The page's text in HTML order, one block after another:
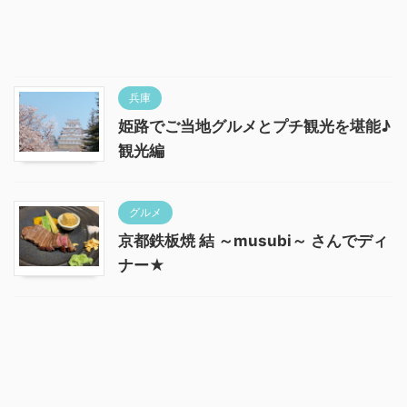
兵庫
姫路でご当地グルメとプチ観光を堪能♪
観光編
グルメ
京都鉄板焼 結 ～musubi～ さんでディ
ナー★